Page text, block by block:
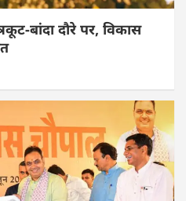
बांदा दौरे पर, विकास